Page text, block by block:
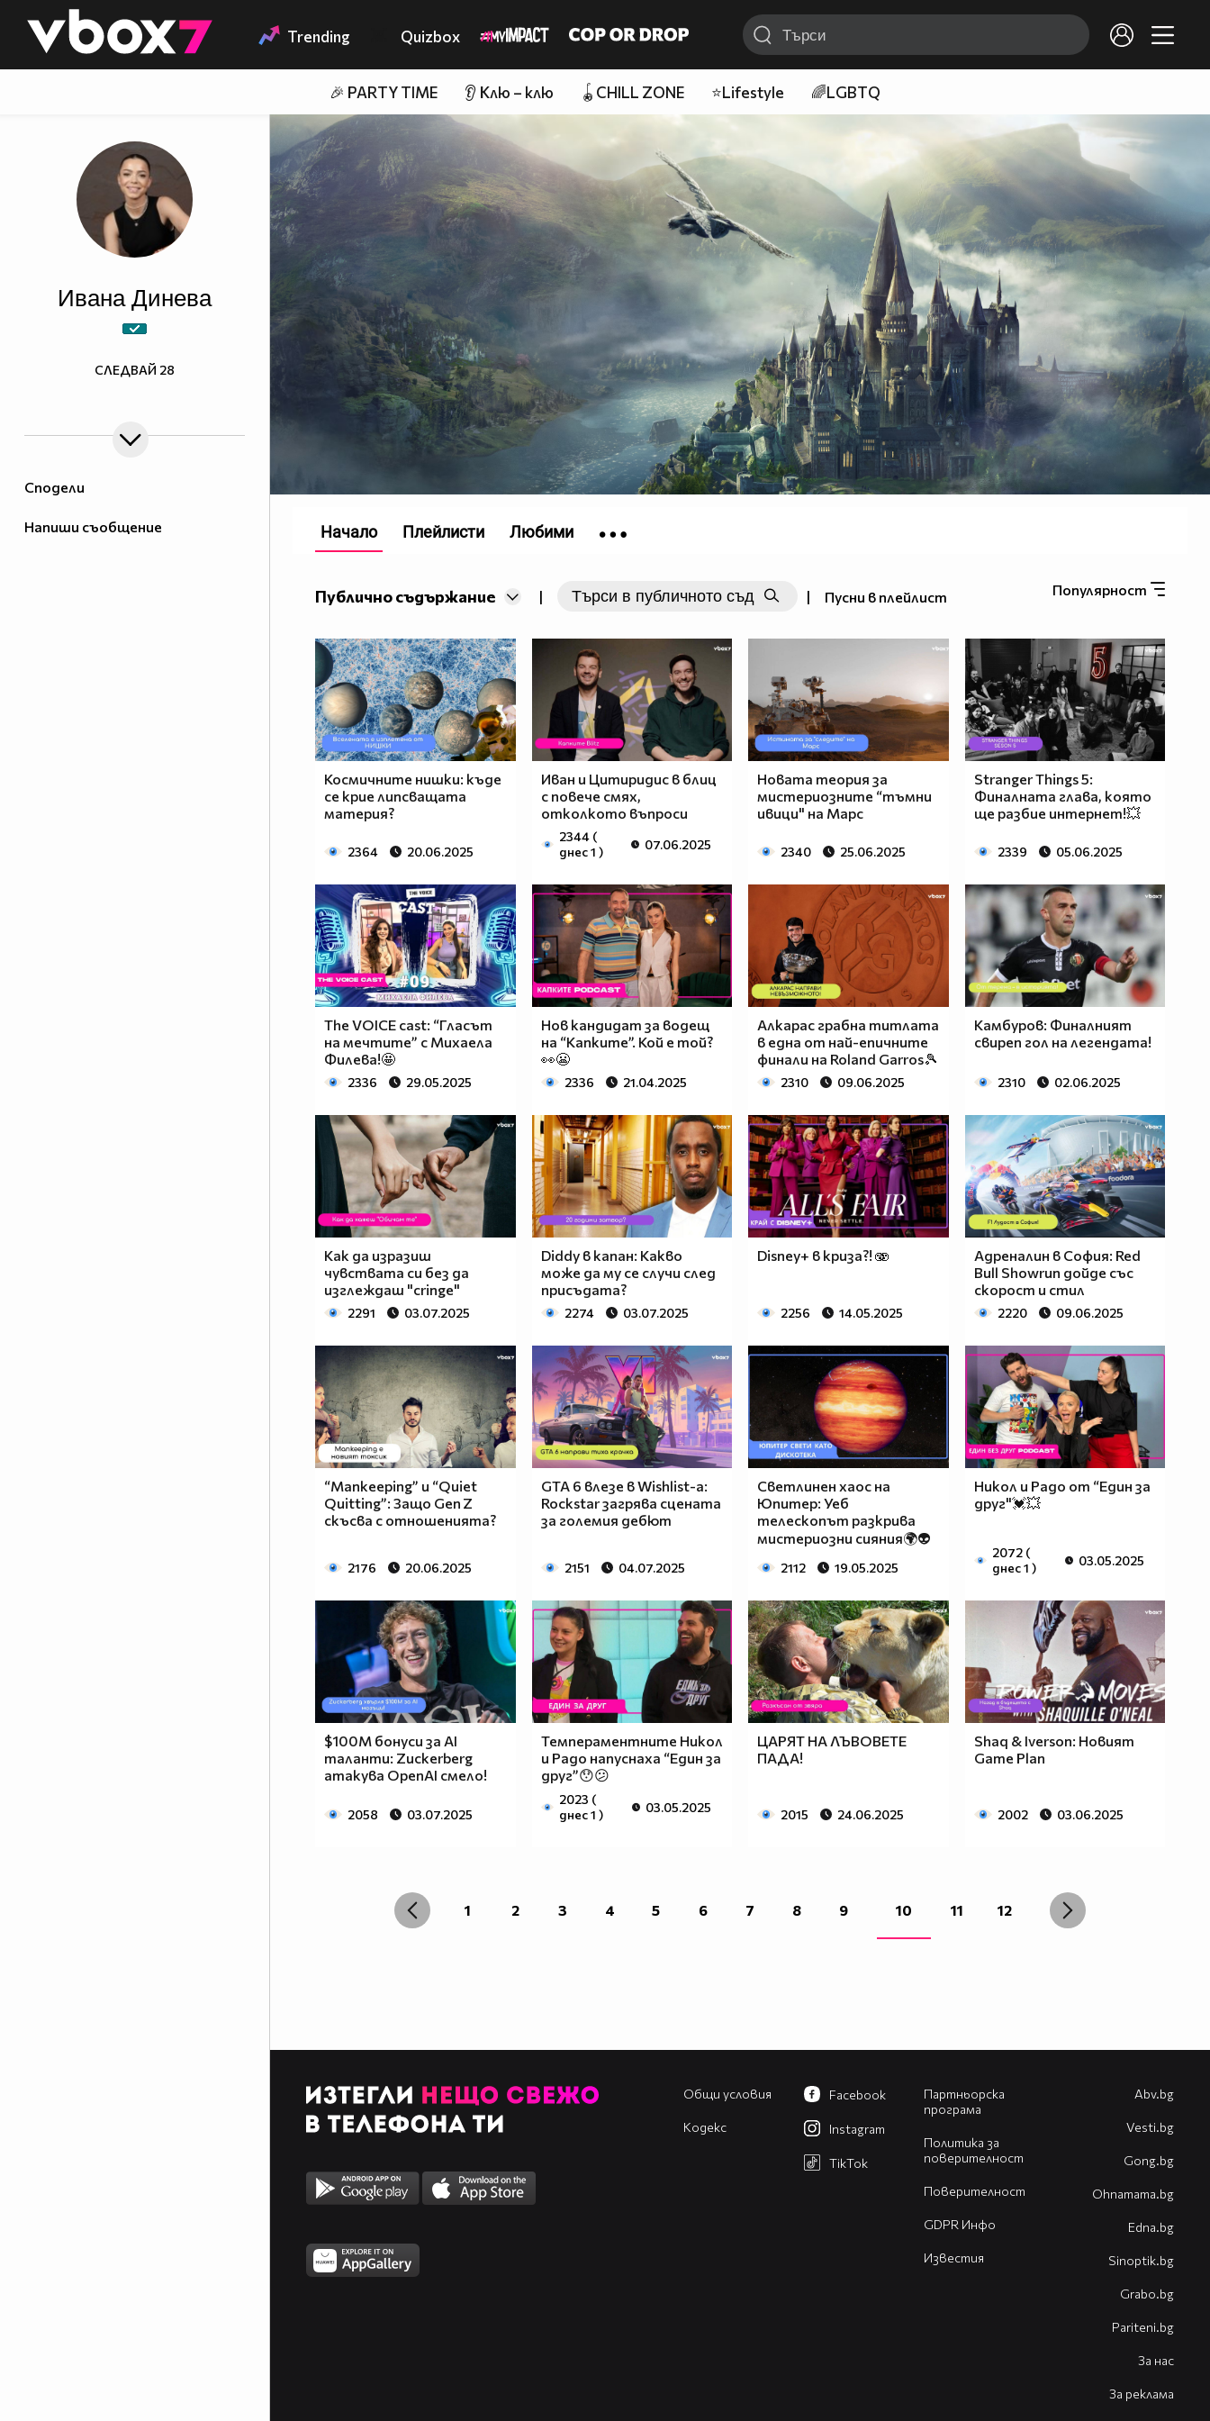
👾 Trending Quizbox
🎉 PARTY TIME 👂 Клю – клю 🪀CHILL ZONE ⭐Lifestyle 🌈LGBTQ
Сподели
Напиши съобщение
Ивана Динева
СЛЕДВАЙ 28
Популярност
Публично съдържание | | Пусни в плейлист
Космичните нишки: къде
се крие липсващата
материя?
2364 20.06.2025
Иван и Цитиридис в блиц
с повече смях,
отколкото въпроси
2344 (
днес 1 )
07.06.2025
Новата теория за
мистериозните “тъмни
ивици" на Марс
2340 25.06.2025
Stranger Things 5:
Финалната глава, която
ще разбие интернет!💥
2339 05.06.2025
The VOICE cast: “Гласът
на мечтите” с Михаела
Филева!🤩
2336 29.05.2025
Нов кандидат за водещ
на “Капките”. Кой е той?
👀😬
2336 21.04.2025
Алкарас грабна титлата
в една от най-епичните
финали на Roland Garros🎾
2310 09.06.2025
Камбуров: Финалният
свиреп гол на легендата!
2310 02.06.2025
Как да изразиш
чувствата си без да
изглеждаш "cringe"
2291 03.07.2025
Diddy в капан: Какво
може да му се случи след
присъдата?
2274 03.07.2025
Disney+ в криза?! 🫨
2256 14.05.2025
Адреналин в София: Red
Bull Showrun дойде със
скорост и стил
2220 09.06.2025
“Mankeeping” и “Quiet
Quitting”: Защо Gen Z
скъсва с отношенията?
2176 20.06.2025
GTA 6 влезе в Wishlist-а:
Rockstar загрява сцената
за големия дебют
2151 04.07.2025
Светлинен хаос на
Юпитер: Уеб
телескопът разкрива
мистериозни сияния🌍👽
2112 19.05.2025
Никол и Радо от “Един за
друг"💓💥
2072 (
днес 1 )
03.05.2025
$100M бонуси за AI
таланти: Zuckerberg
атакува OpenAI смело!
2058 03.07.2025
Темпераментните Никол
и Радо напуснаха “Един за
друг”😯😕
2023 (
днес 1 )
03.05.2025
ЦАРЯТ НА ЛЪВОВЕТЕ
ПАДА!
2015 24.06.2025
Shaq & Iverson: Новият
Game Plan
2002 03.06.2025
1 2 3 4 5 6 7 8 9 10 11 12
Начало Плейлисти Любими
Общи условия
Кодекс
Партньорска
програма
Политика за
поверителност
Поверителност
GDPR Инфо
Известия
Facebook
Instagram
TikTok
Abv.bg
Vesti.bg
Gong.bg
Оhnamama.bg
Edna.bg
Sinoptik.bg
Grabo.bg
Pariteni.bg
За нас
За реклама